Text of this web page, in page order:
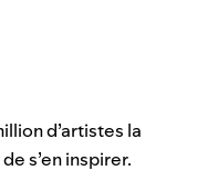
d’artistes la
s’en inspirer.